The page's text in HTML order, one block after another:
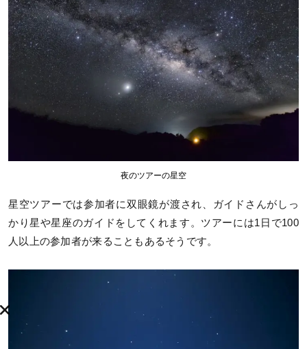
夜のツアーの星空
星空ツアーでは参加者に双眼鏡が渡され、ガイドさんがしっ
かり星や星座のガイドをしてくれます。ツアーには1日で100
人以上の参加者が来ることもあるそうです。